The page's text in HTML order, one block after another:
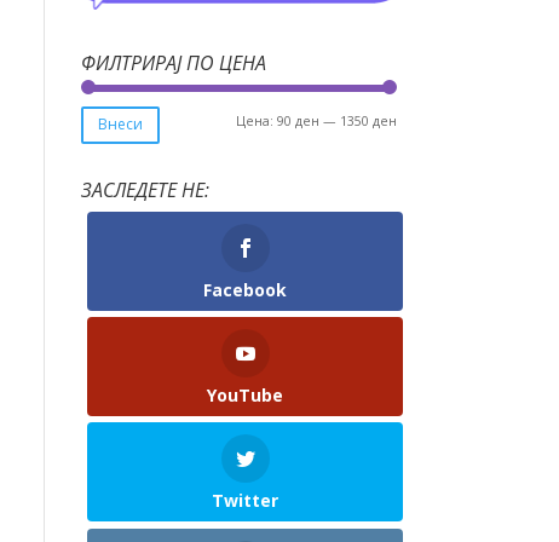
ФИЛТРИРАЈ ПО ЦЕНА
Мин.
Макс.
Внеси Цена: 90 ден — 1350 ден
ЗАСЛЕДЕТЕ НЕ:
Facebook
YouTube
Twitter